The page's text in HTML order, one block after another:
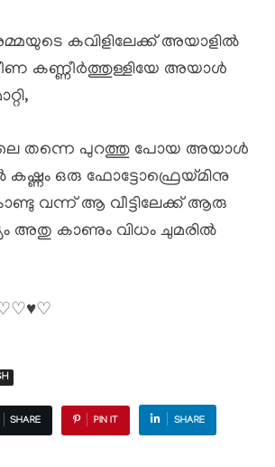
കവിളിലേക്ക് അയാളിൽ
കണ്ണീർത്തുള്ളിയേ അയാൾ
തന്നെ പുറത്തു പോയ അയാൾ
ഒരു ഫോട്ടോഫ്രെയ്മിനു
വന്ന് ആ വീട്ടിലേക്ക് ആരു
അതു കാണും വിധം ചുമരിൽ
SHARE PIN IT SHARE